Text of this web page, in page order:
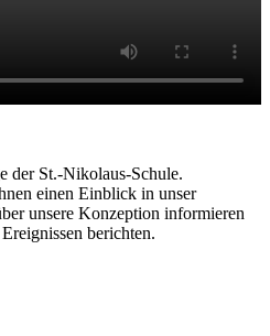
der St.-Nikolaus-Schule.
einen Einblick in unser
unsere Konzeption informieren
berichten.